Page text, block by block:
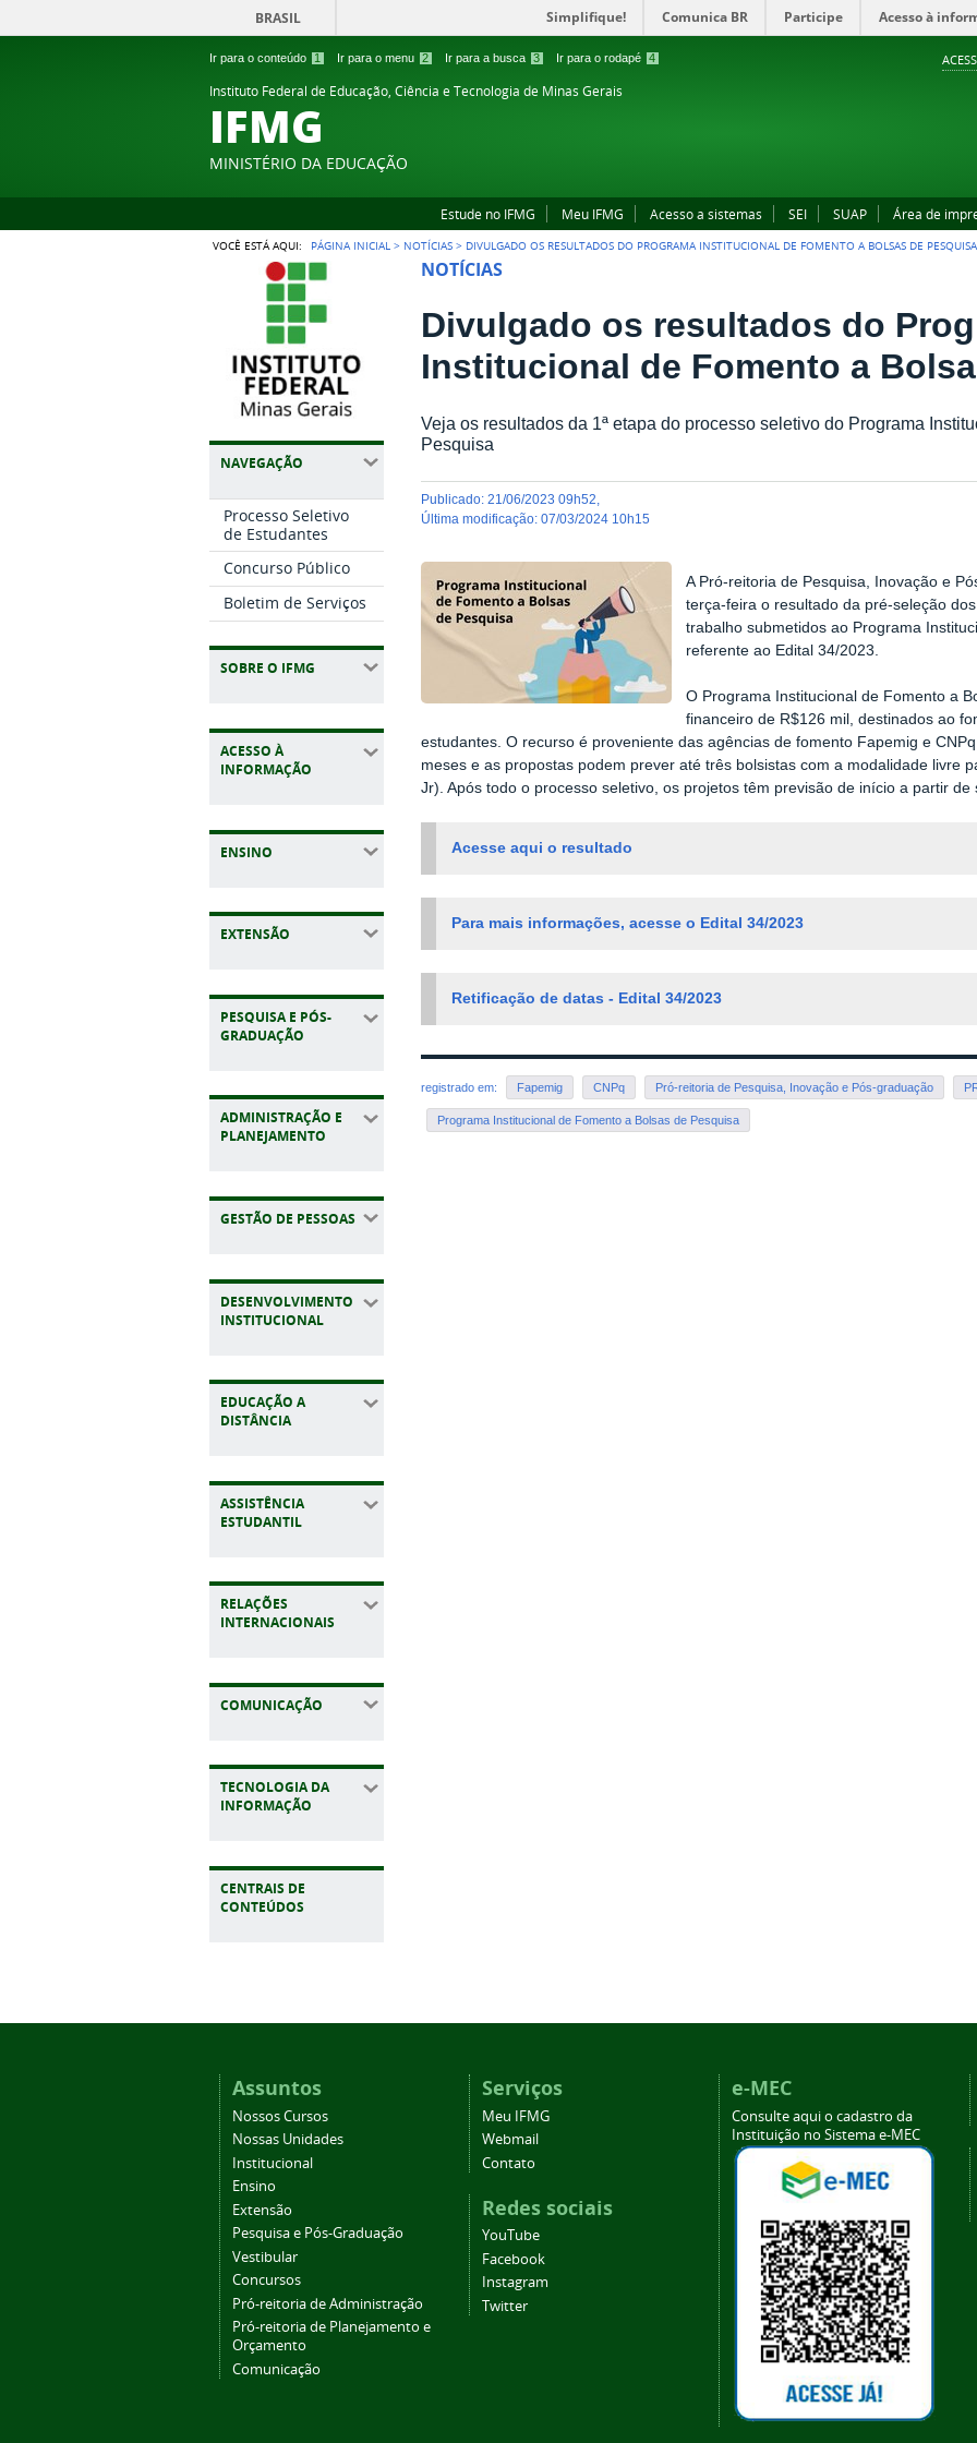
Ir para o conteúdo 1 Ir para o menu 2 Ir para a busca 3 Ir para o rodapé 4
BRASIL Simplifique! Comunica BR Participe Acesso à
Instituto Federal de Educação, Ciência e Tecnologia de Minas Gerais
IFMG
MINISTÉRIO DA EDUCAÇÃO
Estude no IFMG Meu IFMG Acesso a sistemas SEI SUAP Área de
VOCÊ ESTÁ AQUI: PÁGINA INICIAL > NOTÍCIAS > DIVULGADO OS RESULTADOS DO PROGRAMA INSTITUCIONAL DE FOMENTO A BOLSAS DE PESQUISA
NAVEGAÇÃO
Processo Seletivo
de Estudantes
Concurso Público
Boletim de Serviços
SOBRE O IFMG
ACESSO À
INFORMAÇÃO
ENSINO
EXTENSÃO
PESQUISA E PÓS-
GRADUAÇÃO
ADMINISTRAÇÃO E
PLANEJAMENTO
GESTÃO DE PESSOAS
DESENVOLVIMENTO
INSTITUCIONAL
EDUCAÇÃO A
DISTÂNCIA
ASSISTÊNCIA
ESTUDANTIL
RELAÇÕES
INTERNACIONAIS
COMUNICAÇÃO
TECNOLOGIA DA
INFORMAÇÃO
CENTRAIS DE
CONTEÚDOS
NOTÍCIAS
Divulgado os resultados do
Institucional de Fomento a
Veja os resultados da 1ª etapa do processo seletivo do Programa
Pesquisa
publicado:21/06/2023 09h52
última modificação:07/03/2024 10h15
A Pró-reitoria de Pesquisa, Inovação e
terça-feira o resultado da pré-seleção
trabalho submetidos ao Programa
referente ao Edital 34/2023.
O Programa Institucional de Fomento a
financeiro de R$126 mil, destinados ao
estudantes. O recurso é proveniente das agências de fomento Fapemig e
meses e as propostas podem prever até três bolsistas com a modalidade livre
Jr). Após todo o processo seletivo, os projetos têm previsão de início a partir
Acesse aqui o resultado
Para mais informações, acesse o Edital 34/2023
Retificação de datas - Edital 34/2023
registrado em: Fapemig CNPq Pró-reitoria de Pesquisa, Inovação e Pós-graduação
Programa Institucional de Fomento a Bolsas de Pesquisa
Assuntos
Nossos Cursos
Nossas Unidades
Institucional
Ensino
Extensão
Pesquisa e Pós-Graduação
Vestibular
Concursos
Pró-reitoria de Administração
Pró-reitoria de Planejamento e
Orçamento
Comunicação
Serviços
Meu IFMG
Webmail
Contato
Redes sociais
YouTube
Facebook
Instagram
Twitter
e-MEC
Consulte aqui o cadastro da
Instituição no Sistema e-MEC